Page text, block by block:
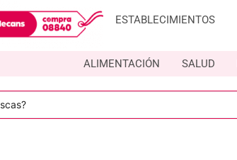
ESTABLECIMIENTOS
ALIMENTACIÓN SALUD